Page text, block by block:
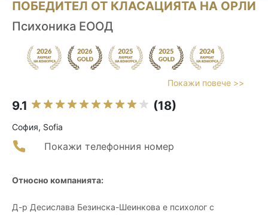
ПОБЕДИТЕЛ ОТ КЛАСАЦИЯТА НА ОРЛИ
Психоника ЕООД
Покажи повече >>
9.1 (18)
София, Sofia
Покажи телефонния номер
Относно компанията:
Д-р Десислава Безинска-Шеинкова е психолог с